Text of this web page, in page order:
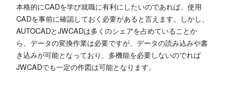
本格的にCADを学び就職に有利にしたいのであれば、使用
CADを事前に確認しておく必要があると言えます。しかし、
AUTOCADとJWCADは多くのシェアを占めていることか
ら、データの変換作業は必要ですが、データの読み込みや書
き込みが可能となっており、多機能を必要しないのでれば
JWCADでも一定の作図は可能となります。